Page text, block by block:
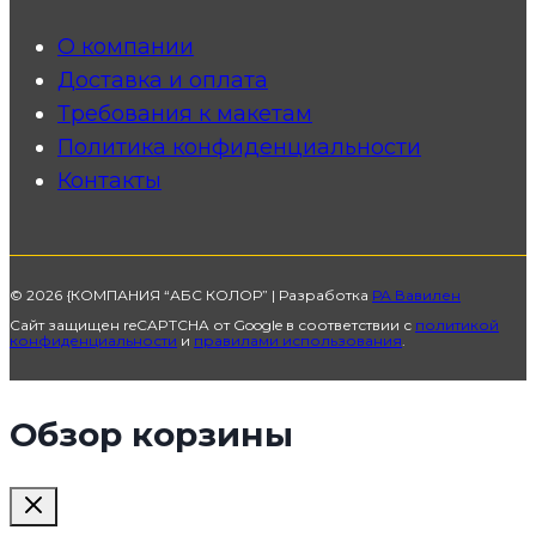
О компании
Доставка и оплата
Требования к макетам
Политика конфиденциальности
Контакты
© 2026 {КОМПАНИЯ “АБС КОЛОР” | Разработка РА Вавилен
Сайт защищен reCAPTCHA от Google в соответствии с политикой
конфиденциальности и правилами использования.
Обзор корзины